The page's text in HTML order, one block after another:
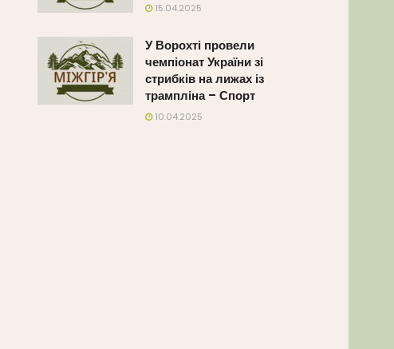
15.04.2025
У Ворохті провели
чемпіонат України зі
стрибків на лижах із
трампліна – Спорт
10.04.2025